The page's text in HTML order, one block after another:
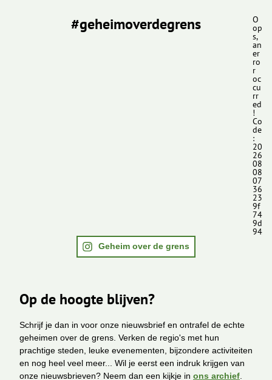
#geheimoverdegrens O
op
s,
an
er
ro
r
oc
cu
rr
ed
!
Co
de
:
20
26
08
08
07
36
23
9f
74
9d
94
Geheim over de grens
Op de hoogte blijven?
Schrijf je dan in voor onze nieuwsbrief en ontrafel de echte
geheimen over de grens. Verken de regio's met hun
prachtige steden, leuke evenementen, bijzondere activiteiten
en nog heel veel meer... Wil je eerst een indruk krijgen van
onze nieuwsbrieven? Neem dan een kijkje in ons archief